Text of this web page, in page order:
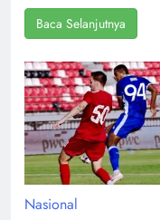
Baca Selanjutnya
Nasional